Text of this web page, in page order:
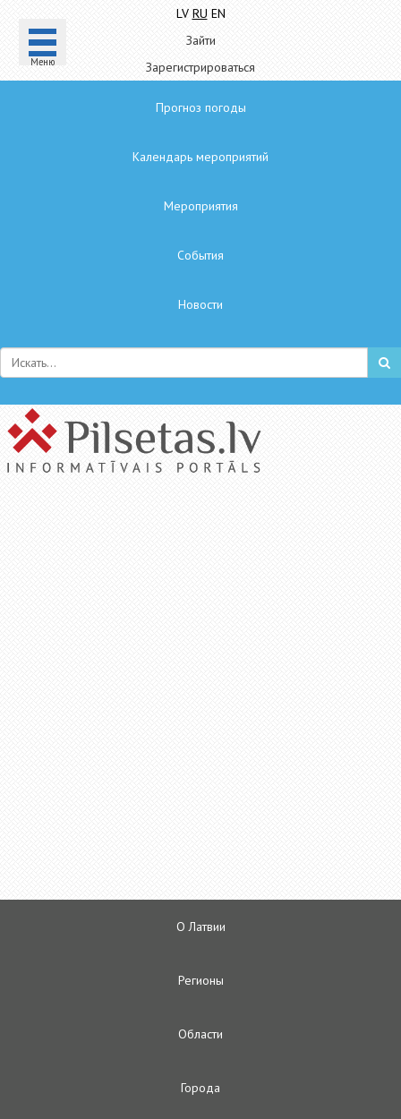
Mеню
LV RU EN
Зайти
Зарегистрироваться
Прогноз погоды
Календарь мероприятий
Мероприятия
Cобытия
Hовости
О Латвии
Регионы
Oбласти
Городa